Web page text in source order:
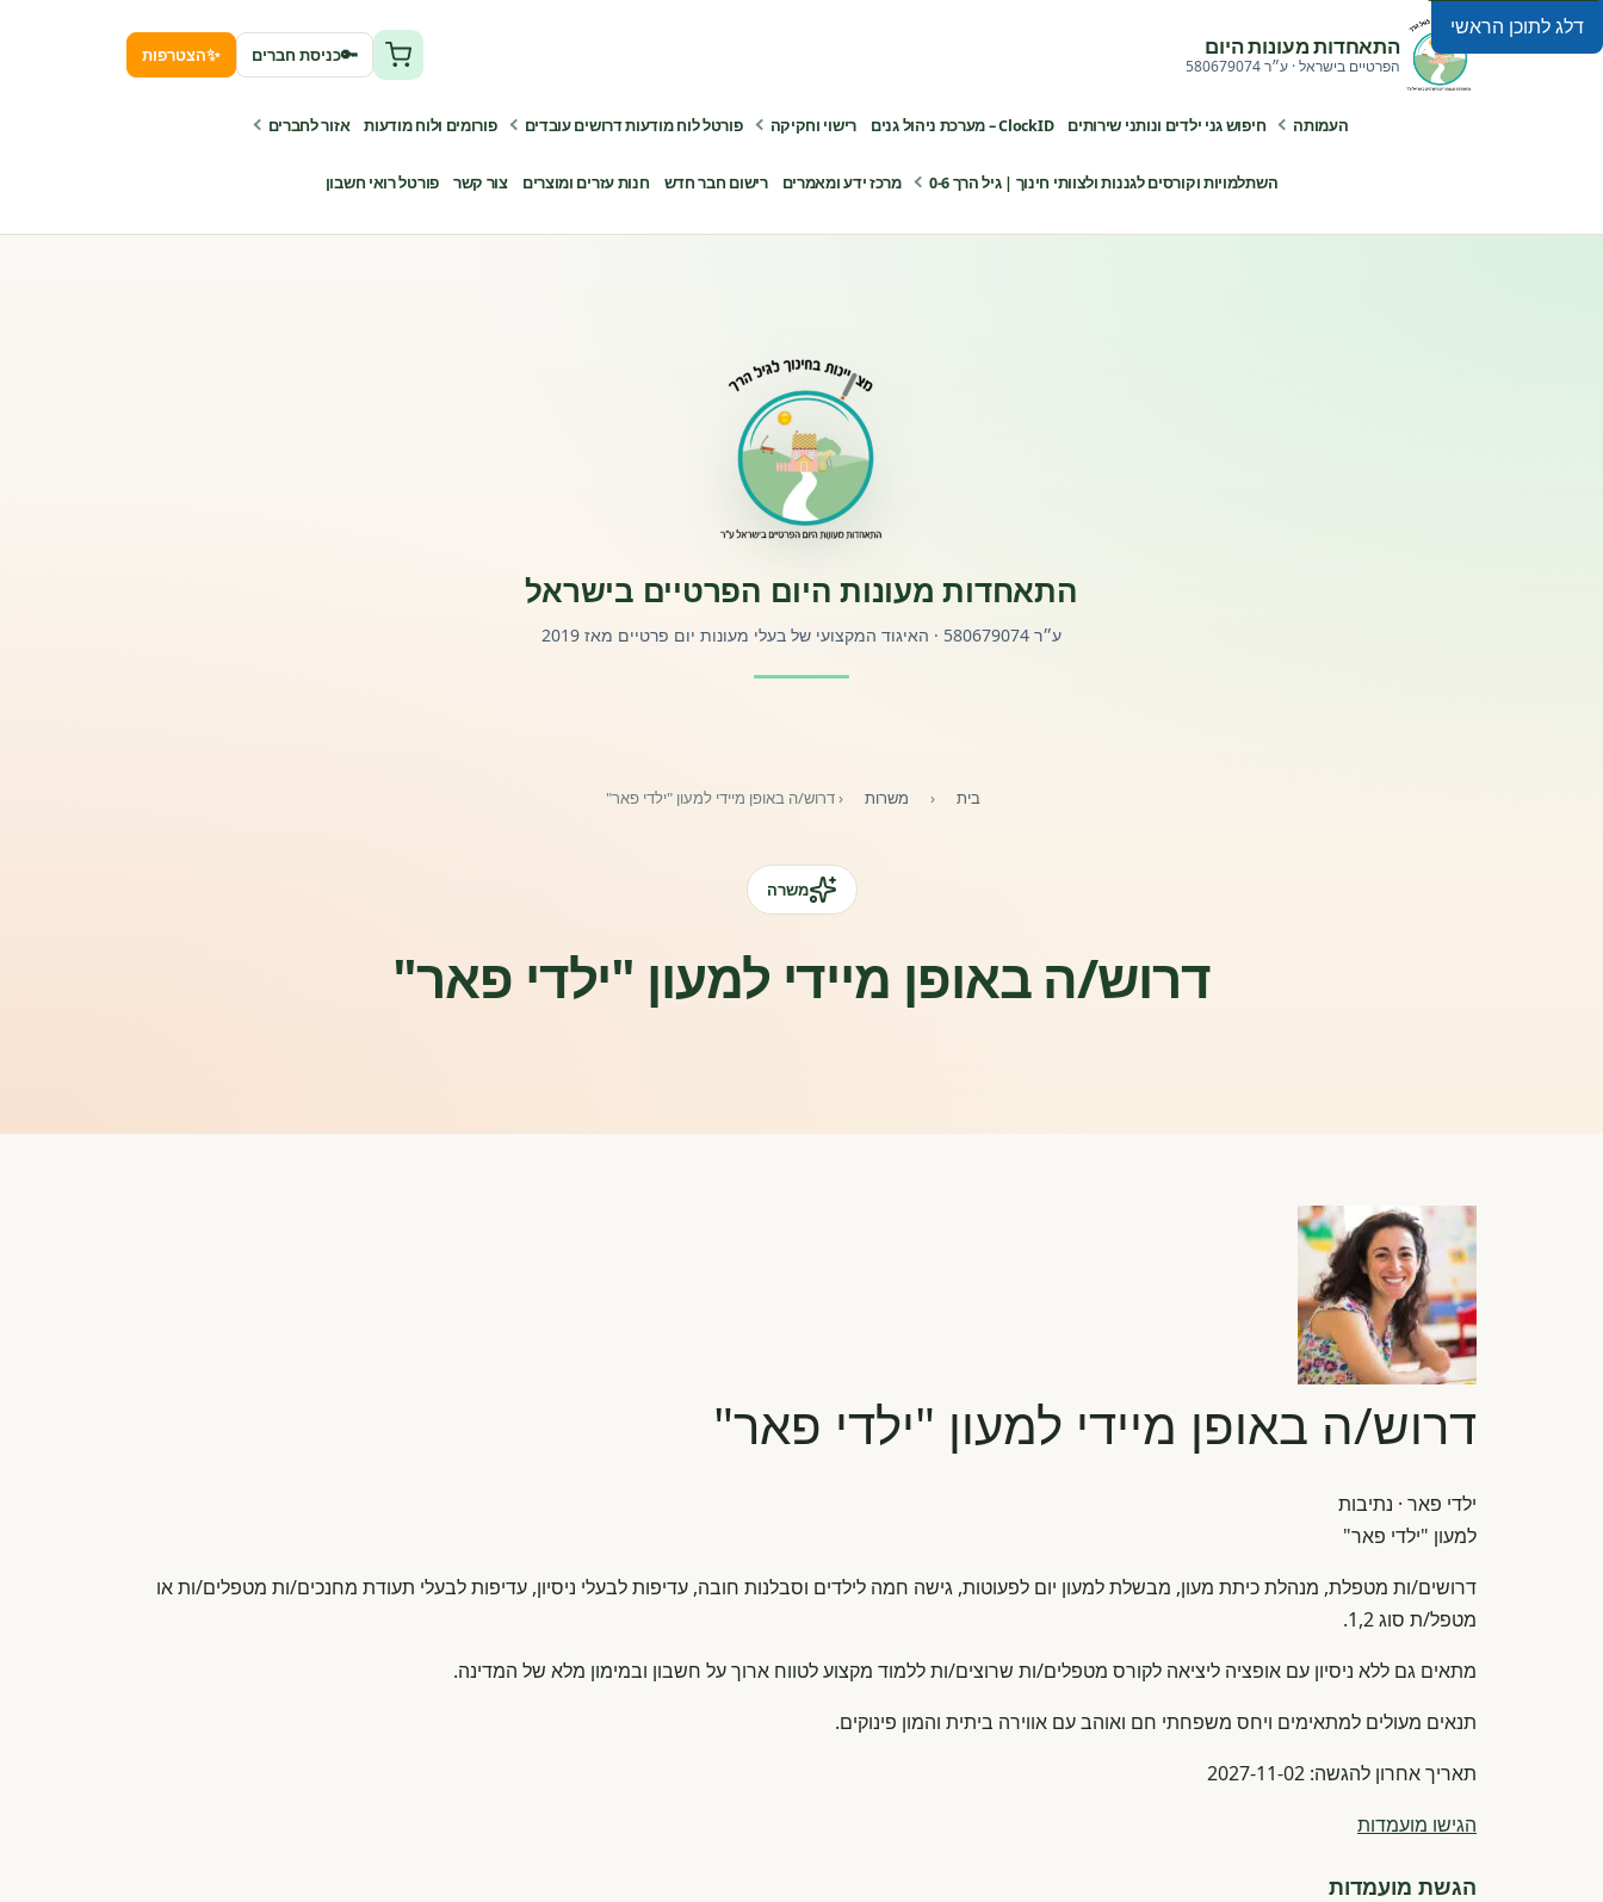
דלג לתוכן הראשי
התאחדות מעונות היום
הפרטיים בישראל · ע״ר 580679074
העמותה חיפוש גני ילדים ונותני שירותים ClockID – מערכת ניהול גנים רישוי וחקיקה פורטל לוח מודעות דרושים עובדים פורומים ולוח מודעות אזור לחברים
השתלמויות וקורסים לגננות ולצוותי חינוך | גיל הרך 0-6 מרכז ידע ומאמרים רישום חבר חדש חנות עזרים ומוצרים צור קשר פורטל רואי חשבון
🔑כניסת חברים ✨הצטרפות
התאחדות מעונות היום הפרטיים בישראל
ע״ר 580679074 · האיגוד המקצועי של בעלי מעונות יום פרטיים מאז 2019
בית ‹ משרות ‹דרוש/ה באופן מיידי למעון "ילדי פאר"
משרה
דרוש/ה באופן מיידי למעון "ילדי פאר"
דרוש/ה באופן מיידי למעון "ילדי פאר"
ילדי פאר · נתיבות
למעון "ילדי פאר"
דרושים/ות מטפלת, מנהלת כיתת מעון, מבשלת למעון יום לפעוטות, גישה חמה לילדים וסבלנות חובה, עדיפות לבעלי ניסיון, עדיפות לבעלי תעודת מחנכים/ות מטפלים/ות או
מטפל/ת סוג 1,2.
מתאים גם ללא ניסיון עם אופציה ליציאה לקורס מטפלים/ות שרוצים/ות ללמוד מקצוע לטווח ארוך על חשבון ובמימון מלא של המדינה.
תנאים מעולים למתאימים ויחס משפחתי חם ואוהב עם אווירה ביתית והמון פינוקים.
תאריך אחרון להגשה: 2027-11-02
הגישו מועמדות
הגשת מועמדות